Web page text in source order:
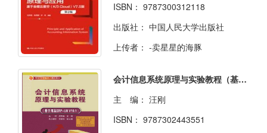
ISBN： 9787300312118
出版社： 中国人民大学出版社
上传者： -卖星星的海豚
会计信息系统原理与实验教程（基于用友ERP-U8 V10.1）
主 编： 汪刚
ISBN： 9787302443551